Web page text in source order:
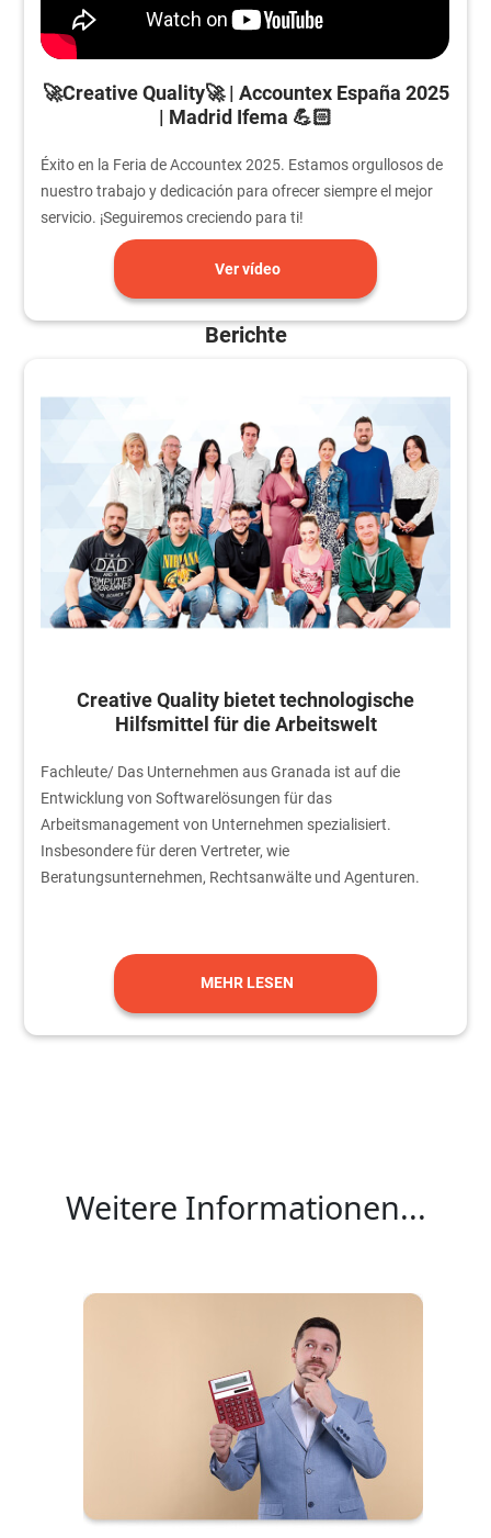
🚀Creative Quality🚀 | Accountex España 2025
| Madrid Ifema 💪🏻
Éxito en la Feria de Accountex 2025. Estamos orgullosos de
nuestro trabajo y dedicación para ofrecer siempre el mejor
servicio. ¡Seguiremos creciendo para ti!
Ver vídeo
Berichte
Creative Quality bietet technologische
Hilfsmittel für die Arbeitswelt
Fachleute/ Das Unternehmen aus Granada ist auf die
Entwicklung von Softwarelösungen für das
Arbeitsmanagement von Unternehmen spezialisiert.
Insbesondere für deren Vertreter, wie
Beratungsunternehmen, Rechtsanwälte und Agenturen.
MEHR LESEN
Weitere Informationen...